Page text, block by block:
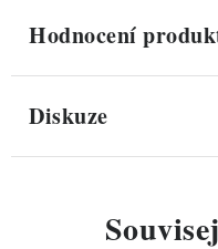
Hodnocení
Diskuze